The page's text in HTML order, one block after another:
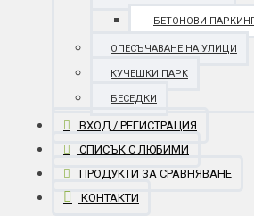
БЕТОНОВИ
ОПЕСЪЧАВАНЕ НА УЛИЦИ
КУЧЕШКИ ПАРК
БЕСЕДКИ
ВХОД / РЕГИСТРАЦИЯ
СПИСЪК С ЛЮБИМИ
ПРОДУКТИ ЗА СРАВНЯВАНЕ
КОНТАКТИ